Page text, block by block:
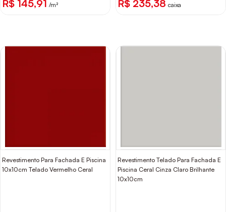
R$ 145,91 /m² R$ 235,38 caixa
Revestimento Para Fachada E Piscina
10x10cm Telado Vermelho Ceral
Revestimento Telado Para Fachada E
Piscina Ceral Cinza Claro Brilhante
10x10cm